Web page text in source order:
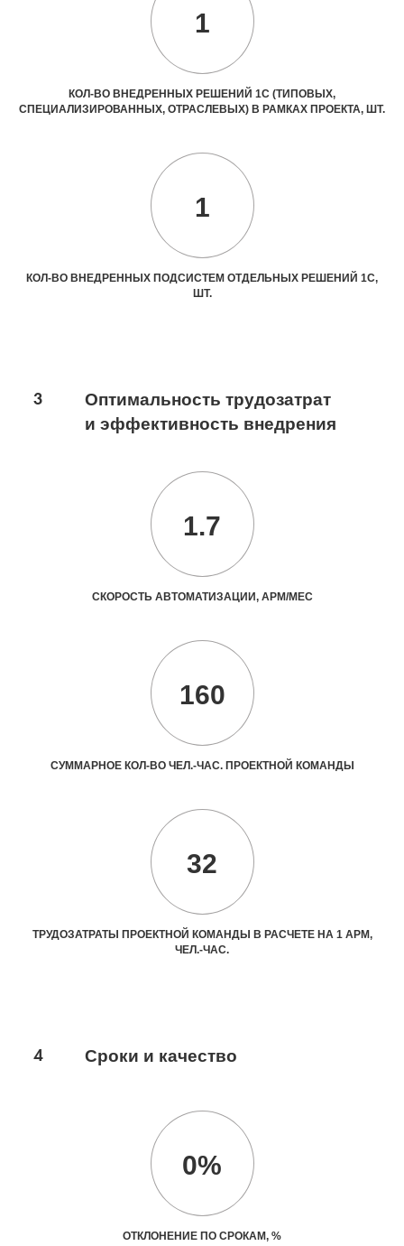
1
КОЛ-ВО ВНЕДРЕННЫХ РЕШЕНИЙ 1С (ТИПОВЫХ,
СПЕЦИАЛИЗИРОВАННЫХ, ОТРАСЛЕВЫХ) В РАМКАХ ПРОЕКТА, ШТ.
1
КОЛ-ВО ВНЕДРЕННЫХ ПОДСИСТЕМ ОТДЕЛЬНЫХ РЕШЕНИЙ 1С,
ШТ.
3
Оптимальность трудозатрат
и эффективность внедрения
1.7
СКОРОСТЬ АВТОМАТИЗАЦИИ, АРМ/МЕС
160
СУММАРНОЕ КОЛ-ВО ЧЕЛ.-ЧАС. ПРОЕКТНОЙ КОМАНДЫ
32
ТРУДОЗАТРАТЫ ПРОЕКТНОЙ КОМАНДЫ В РАСЧЕТЕ НА 1 АРМ,
ЧЕЛ.-ЧАС.
4 Сроки и качество
0%
ОТКЛОНЕНИЕ ПО СРОКАМ, %